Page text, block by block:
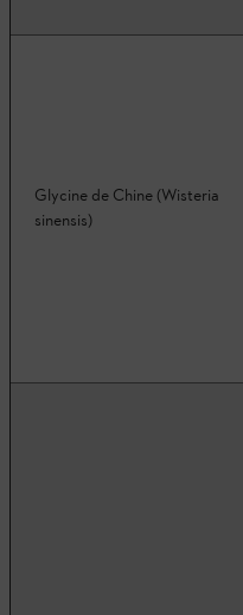
Glycine de Chine (Wisteria
sinensis)